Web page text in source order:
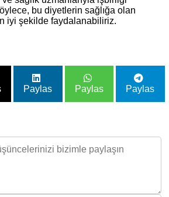
bu diyetlerin sağlığa olan
iyi şekilde faydalanabiliriz.
Paylas Paylas Paylas